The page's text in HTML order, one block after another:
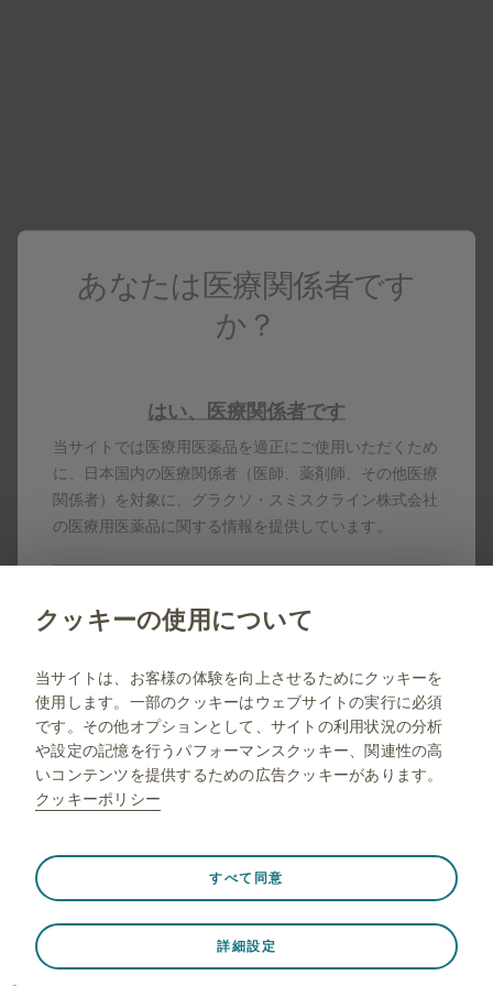
製品基本情報
製品名はすべて、グラクソ・スミスクライン、そのライセ
ンサー、提携パートナーの登録商標です。
製剤写真及びPDF資料は、患者指導の目的に限りダウンロ
ード頂けます。
jp.gsk.com
サイトマップ
ご利用条件
プライバシー通知
FAQ
薬剤師向け情報
© 2001-2026 GSK plc. All rights reserved. Trade marks are
owned by or licensed to the GSK group of companies.
あなたは医療関係者です
か？
はい、医療関係者です
当サイトでは医療用医薬品を適正にご使用いただくため
に、日本国内の医療関係者（医師、薬剤師、その他医療
関係者）を対象に、グラクソ・スミスクライン株式会社
の医療用医薬品に関する情報を提供しています。
いいえ
はありませんので弊社コーポレートサイトへリダイレク
トします。
クッキーの使用について
当サイトは、お客様の体験を向上させるためにクッキーを
使用します。一部のクッキーはウェブサイトの実行に必須
です。その他オプションとして、サイトの利用状況の分析
や設定の記憶を行うパフォーマンスクッキー、関連性の高
いコンテンツを提供するための広告クッキーがあります。
クッキーポリシー
Strictly necessary（必須） ❮
とタグの設定の管理、ウェブサイトのセキュリティの保護
など、ウェブサイトが適切に機能するために必要です。さ
詳細設定
すべて同意